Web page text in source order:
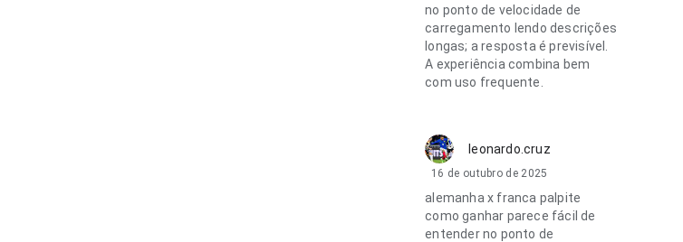
no ponto de velocidade de
carregamento lendo descrições
longas; a resposta é previsível.
A experiência combina bem
com uso frequente.
leonardo.cruz
16 de outubro de 2025
alemanha x franca palpite
como ganhar parece fácil de
entender no ponto de